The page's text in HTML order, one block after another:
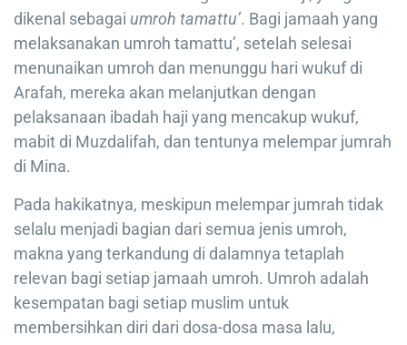
dikenal sebagai umroh tamattu’. Bagi jamaah yang
melaksanakan umroh tamattu’, setelah selesai
menunaikan umroh dan menunggu hari wukuf di
Arafah, mereka akan melanjutkan dengan
pelaksanaan ibadah haji yang mencakup wukuf,
mabit di Muzdalifah, dan tentunya melempar jumrah
di Mina.
Pada hakikatnya, meskipun melempar jumrah tidak
selalu menjadi bagian dari semua jenis umroh,
makna yang terkandung di dalamnya tetaplah
relevan bagi setiap jamaah umroh. Umroh adalah
kesempatan bagi setiap muslim untuk
membersihkan diri dari dosa-dosa masa lalu,